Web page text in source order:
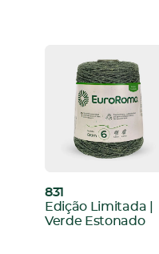
831
:Edição Limitada |
Verde Estonado